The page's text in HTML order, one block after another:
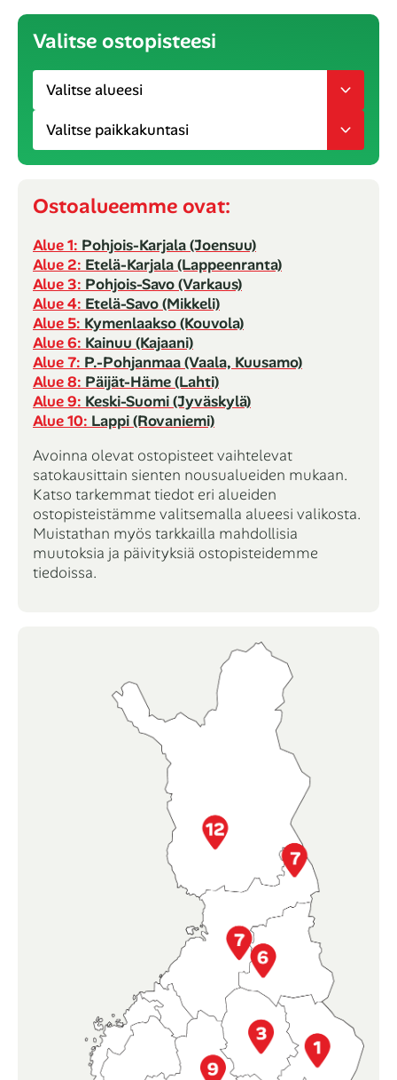
Valitse ostopisteesi
Ostoalueemme ovat:
Alue 1: Pohjois-Karjala (Joensuu)
Alue 2: Etelä-Karjala (Lappeenranta)
Alue 3: Pohjois-Savo (Varkaus)
Alue 4: Etelä-Savo (Mikkeli)
Alue 5: Kymenlaakso (Kouvola)
Alue 6: Kainuu (Kajaani)
Alue 7: P.-Pohjanmaa (Vaala, Kuusamo)
Alue 8: Päijät-Häme (Lahti)
Alue 9: Keski-Suomi (Jyväskylä)
Alue 10: Lappi (Rovaniemi)
Avoinna olevat ostopisteet vaihtelevat
satokausittain sienten nousualueiden mukaan.
Katso tarkemmat tiedot eri alueiden
ostopisteistämme valitsemalla alueesi valikosta.
Muistathan myös tarkkailla mahdollisia
muutoksia ja päivityksiä ostopisteidemme
tiedoissa.